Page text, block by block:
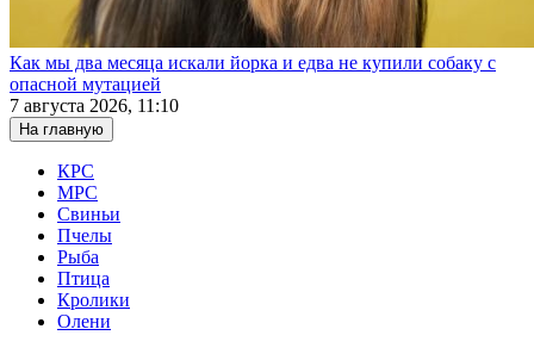
Как мы два месяца искали йорка и едва не купили собаку с
опасной мутацией
7 августа 2026, 11:10
На главную
КРС
МРС
Свиньи
Пчелы
Рыба
Птица
Кролики
Олени